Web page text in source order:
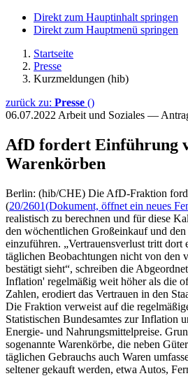
Direkt zum Hauptinhalt springen
Direkt zum Hauptmenü springen
Startseite
Presse
Kurzmeldungen (hib)
zurück zu: Presse ()
06.07.2022 Arbeit und Soziales —
AfD fordert Einführung
Warenkörben
Berlin: (hib/CHE) Die AfD-Fraktion
(20/2601(Dokument, öffnet ein neues
realistisch zu berechnen und für diese
den wöchentlichen Großeinkauf und
einzuführen. „Vertrauensverlust tritt dort
täglichen Beobachtungen nicht von den
bestätigt sieht“, schreiben die
Inflation' regelmäßig weit höher als die
Zahlen, erodiert das Vertrauen in den
Die Fraktion verweist auf die
Statistischen Bundesamtes zur Inflation
Energie- und Nahrungsmittelpreise.
sogenannte Warenkörbe, die neben
täglichen Gebrauchs auch Waren
seltener gekauft werden, etwa Autos,